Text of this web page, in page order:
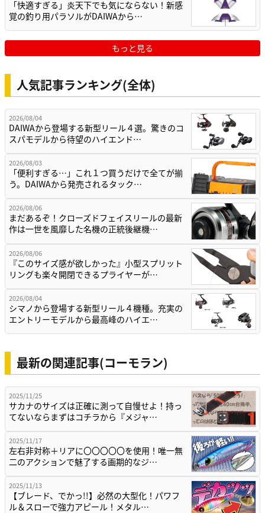
「快適すぎる」炎天下でも気にならない！新感
覚の釣り用パラソルがDAIWAから…
もっと見る
人気記事ランキング(全体)
2026/08/04
DAIWAから登場する新型リール４選。驚きのコ
スパモデルから待望のハイエンド…
2026/08/03
「便利すぎる…」これ１つ買うだけで全てが揃
う。DAIWAから発売されるタック…
2026/08/06
まだあるぞ！クローズドフェイスリールの最新
作は一世を風靡した名機の正統後継機…
2026/08/06
『このサイズ感が欲しかった』小型スプリット
リングも楽々開閉できるプライヤーが…
2026/08/04
シマノから登場する新型リール４機種。充実の
エントリーモデルから最高峰のハイエ…
最新の関連記事(コーモラン)
2025/11/25
サカナのサイズは正確に測って自慢せよ！持っ
てないならまずはコチラから『メジャ…
2025/11/17
左右非対称＋リアに〇〇〇〇〇を使用！唯一無
二のアクションで魅了する画期的なジ…
2025/11/13
【ブレード、でかっ!!】必然の大型化！パワフ
ル＆スローで強力アピール！メタル…